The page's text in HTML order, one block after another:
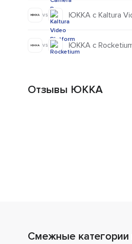
vs ЮККА с Kaltura
vs ЮККА с
Отзывы ЮККА
Смежные категории